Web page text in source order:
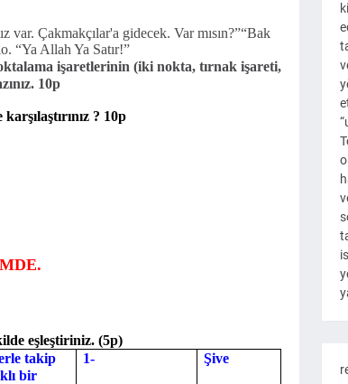
var. Çakmakçılar'a gidecek. Var mısın?”“Bak
“Ya Allah Ya Satır!”
işaretlerinin (iki nokta, tırnak işareti,
10p
? 10p
eşleştiriniz. (5p)
takip
bir
1- Şive